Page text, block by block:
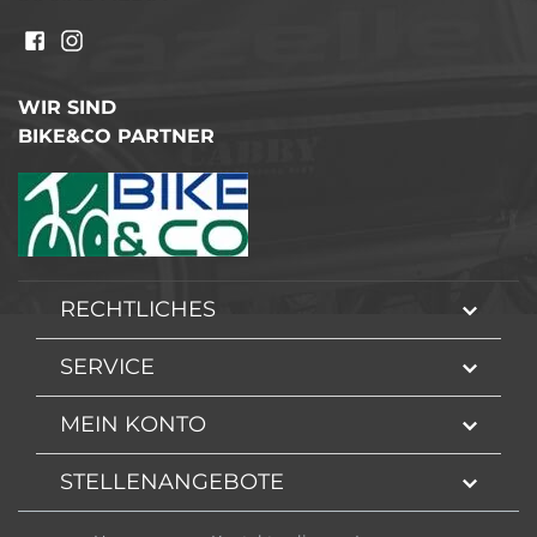
WIR SIND
BIKE&CO PARTNER
RECHTLICHES
SERVICE
MEIN KONTO
STELLENANGEBOTE